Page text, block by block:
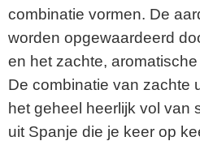
combinatie vormen. De
worden opgewaardeerd
en het zachte,
De combinatie van zachte
het geheel heerlijk vol van
uit Spanje die je keer op